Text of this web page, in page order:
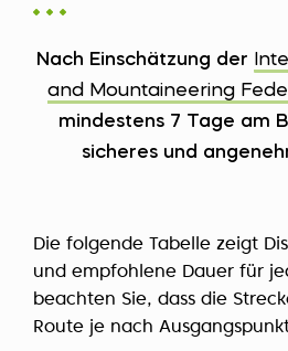
Nach Einschätzung der
and Mountaineering
mindestens 7 Tage am
sicheres und
Die folgende Tabelle zeigt
und empfohlene Dauer für
beachten Sie, dass die
Route je nach